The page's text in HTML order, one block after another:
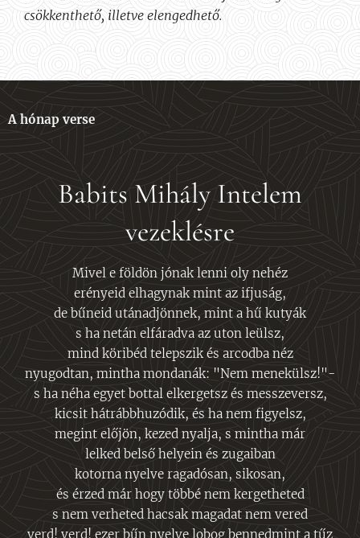
csökkenthető, illetve elengedhető.
A hónap verse
Babits Mihály Intelem
vezeklésre
Mivel e földön jónak lenni oly nehéz
erényeid elhagynak mint az ifjuság,
de bűneid utánadjönnek, mint a hű kutyák
s ha netán elfáradva az uton leülsz,
mind köribéd telepszik és arcodba néz
nyugodtan, mintha mondanák: "Nem menekülsz!"-
s ha néha egyet bottal elkergetsz és messzeversz,
kicsit hátrábbhuzódik, és ha nem figyelsz,
megint előjön, kezed nyalja, s mintha már
lelked belső helyein és zugaiban
kotorna nyelve ragadósan, sikosan,
és érzed már hogy többé nem kergetheted
s nem verheted hacsak magadat nem vered
verd! verd! ezer bűn nyelve lobog bennedmint a tűz